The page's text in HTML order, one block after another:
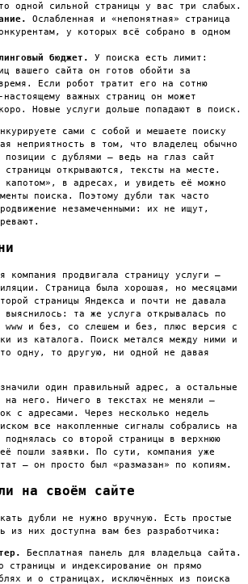
одной сильной страницы у вас три слабых.
Ослабленная и «непонятная» страница
у которых всё собрано в одном
бюджет.
У поиска есть лимит:
вашего сайта он готов обойти за
Если робот тратит его на сотню
важных страниц он может
Новые услуги дольше попадают в поиск.
сами с собой и мешаете поиску
неприятность в том, что владелец обычно
позиции с дублями — ведь на глаз сайт
страницы открываются, тексты на месте.
капотом», в адресах, и увидеть её можно
поиска. Поэтому дубли так часто
незамеченными: их не ищут,
компания продвигала страницу услуги —
Страница была хорошая, но месяцами
страницы Яндекса и почти не давала
выяснилось: та же услуга открывалась по
www и без, со слешем и без, плюс версия с
из каталога. Поиск метался между ними и
одну, то другую, ни одной не давая
один правильный адрес, а остальные
на него. Ничего в текстах не меняли —
с адресами. Через несколько недель
все накопленные сигналы собрались на
со второй страницы в верхнюю
пошли заявки. По сути, компания уже
— он просто был «размазан» по копиям.
на своём сайте
дубли не нужно вручную. Есть простые
из них доступна вам без разработчика:
Бесплатная панель для владельца сайта.
страницы и индексирование он прямо
и о страницах, исключённых из поиска